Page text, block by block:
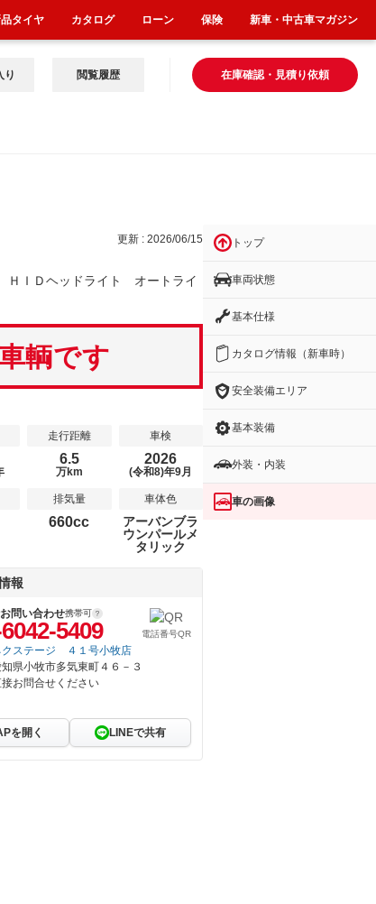
在庫確認・見積り依頼
り 閲覧履歴
更新 : 2026/06/15
ＩＤヘッドライト オートライ
輌です
走行距離
6.5
万km
車検
2026
(令和8)年9月
排気量
660cc
車体色
アーバンブラ
ウンパールメ
タリック
報
問い合わせ携帯可
5409 電話番号QR
クステージ ４１号小牧店
県小牧市多気東町４６－３
お問合せください
を開く LINEで共有
トップ
車両状態
基本仕様
カタログ情報（新車時）
安全装備エリア
基本装備
外装・内装
車の画像
タイヤ カタログ ローン 保険 新車・中古車マガジン